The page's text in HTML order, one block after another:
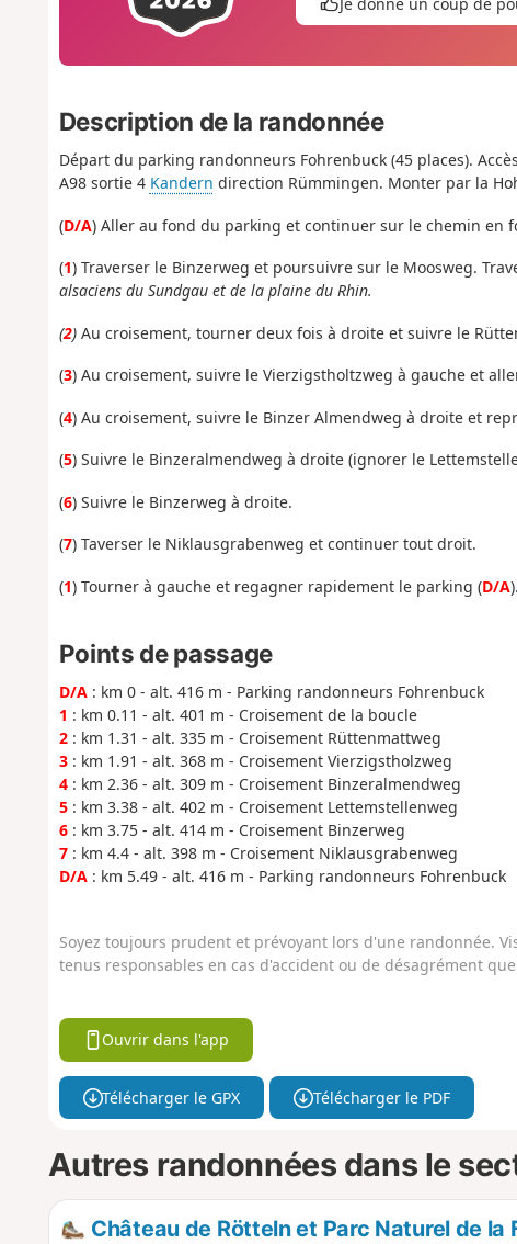
Description de la randonnée
Départ du parking randonneurs Fohrenbuck (45 places).
A98 sortie 4 Kandern direction Rümmingen. Monter par la
(D/A) Aller au fond du parking et continuer sur le chemin en
(1) Traverser le Binzerweg et poursuivre sur le Moosweg.
alsaciens du Sundgau et de la plaine du Rhin.
(2)Au croisement, tourner deux fois à droite et suivre le
(3) Au croisement, suivre le Vierzigstholtzweg à gauche et
(4) Au croisement, suivre le Binzer Almendweg à droite et
(5) Suivre le Binzeralmendweg à droite (ignorer le
(6) Suivre le Binzerweg à droite.
(7) Taverser le Niklausgrabenweg et continuer tout droit.
(1) Tourner à gauche et regagner rapidement le parking (D/A).
Points de passage
D/A: km 0 - alt. 416 m - Parking randonneurs Fohrenbuck
1 : km 0.11 - alt. 401 m - Croisement de la boucle
2: km 1.31 - alt. 335 m - Croisement Rüttenmattweg
3: km 1.91 - alt. 368 m - Croisement Vierzigstholzweg
4: km 2.36 - alt. 309 m - Croisement Binzeralmendweg
5: km 3.38 - alt. 402 m - Croisement Lettemstellenweg
6: km 3.75 - alt. 414 m - Croisement Binzerweg
7: km 4.4 - alt. 398 m - Croisement Niklausgrabenweg
D/A: km 5.49 - alt. 416 m - Parking randonneurs Fohrenbuck
Soyez toujours prudent et prévoyant lors d'une randonnée.
tenus responsables en cas d'accident ou de désagrément
Ouvrir dans l'app
Télécharger le GPX Télécharger le PDF
Autres randonnées dans le
Château de Rötteln et Parc Naturel de la